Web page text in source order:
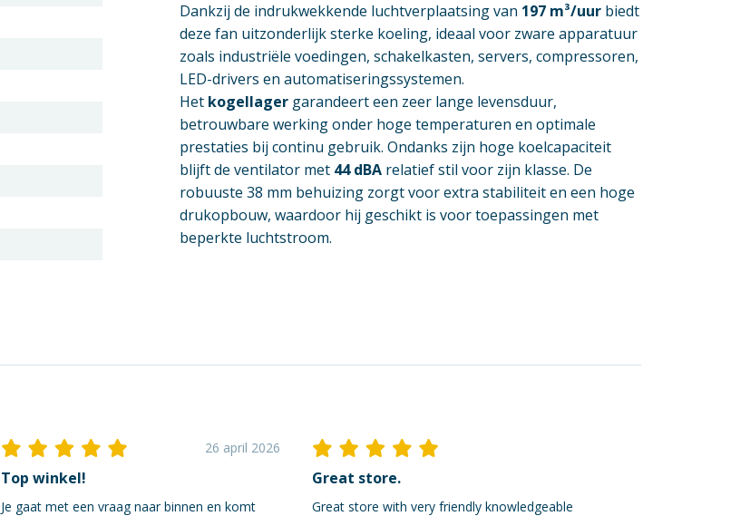
Dankzij de indrukwekkende luchtverplaatsing van 197 m³/uurbiedt
deze fan uitzonderlijk sterke koeling, ideaal voor zware apparatuur
zoals industriële voedingen, schakelkasten, servers, compressoren,
LED-drivers en automatiseringssystemen.
Het kogellagergarandeert een zeer lange levensduur,
betrouwbare werking onder hoge temperaturen en optimale
prestaties bij continu gebruik. Ondanks zijn hoge koelcapaciteit
blijft de ventilator met 44 dBArelatief stil voor zijn klasse. De
robuuste 38 mm behuizing zorgt voor extra stabiliteit en een hoge
drukopbouw, waardoor hij geschikt is voor toepassingen met
beperkte luchtstroom.
26 april 2026
Top winkel!
Je gaat met een vraag naar binnen en komt
Great store.
Great store with very friendly knowledgeable